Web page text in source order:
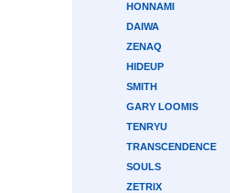
HONNAMI
DAIWA
ZENAQ
HIDEUP
SMITH
GARY LOOMIS
TENRYU
TRANSCENDENCE
SOULS
ZETRIX